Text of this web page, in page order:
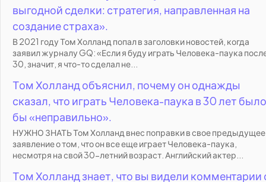
выгодной сделки: стратегия, направленная на
создание страха».
В 2021 году Том Холланд попал в заголовки новостей, когда
заявил журналу GQ: «Если я буду играть Человека-паука
30, значит, я что-то сделал не...
Том Холланд объяснил, почему он однажды
сказал, что играть Человека-паука в 30 лет было
бы «неправильно».
НУЖНО ЗНАТЬ Том Холланд внес поправки в свое предыдущее
заявление о том, что он все еще играет Человека-паука,
несмотря на свой 30-летний возраст. Английский актер...
Том Холланд знает, что вы видели комментарии